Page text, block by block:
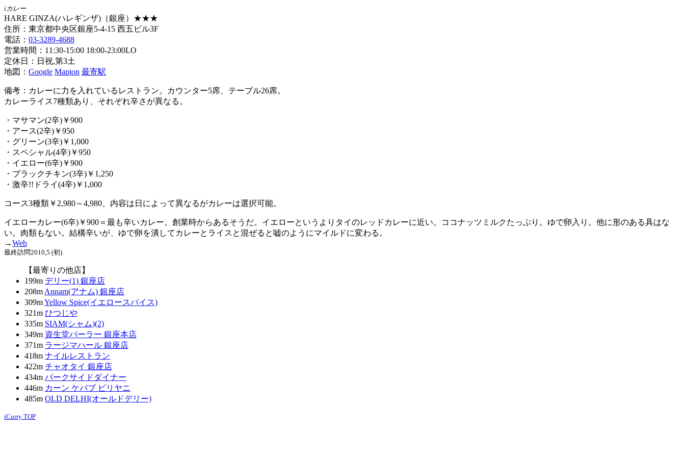
iカレー
HARE GINZA(ハレギンザ)（銀座）★★★
住所：東京都中央区銀座5-4-15 西五ビル3F
電話： 03-3289-4688
営業時間：11:30-15:00 18:00-23:00LO
定休日：日祝,第3土
地図： Google Mapion 最寄駅
備考：カレーに力を入れているレストラン。カウンター5席、テーブル26席。
カレーライス7種類あり、それぞれ辛さが異なる。
・マサマン(2辛)￥900
・アース(2辛)￥950
・グリーン(3辛)￥1,000
・スペシャル(4辛)￥950
・イエロー(6辛)￥900
・ブラックチキン(3辛)￥1,250
・激辛!!ドライ(4辛)￥1,000
コース3種類￥2,980～4,980、内容は日によって異なるがカレーは選択可能。
イエローカレー(6辛)￥900＝最も辛いカレー。創業時からあるそうだ。イエローというよりタイのレッドカレーに近い。ココナッツミルクたっぷり。ゆで卵入り。他に形のある具はな
い。肉類もない。結構辛いが、ゆで卵を潰してカレーとライスと混ぜると嘘のようにマイルドに変わる。
→Web
最終訪問2010,5 (初)
【最寄りの他店】
199m デリー(1) 銀座店
208m Annam(アナム) 銀座店
309mYellow Spice(イエロースパイス)
321m ひつじや
335m SIAM(シャム)(2)
349m 資生堂パーラー 銀座本店
371m ラージマハール 銀座店
418m ナイルレストラン
422m チャオタイ 銀座店
434m パークサイドダイナー
446m カーン ケバブ ビリヤニ
485m OLD DELHI(オールドデリー)
iCurry TOP